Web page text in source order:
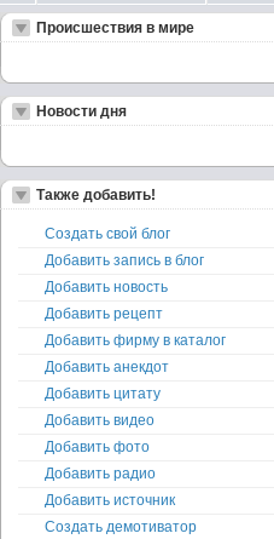
Происшествия в мире
Новости дня
Также добавить!
Создать свой блог
Добавить запись в блог
Добавить новость
Добавить рецепт
Добавить фирму в каталог
Добавить анекдот
Добавить цитату
Добавить видео
Добавить фото
Добавить радио
Добавить источник
Создать демотиватор